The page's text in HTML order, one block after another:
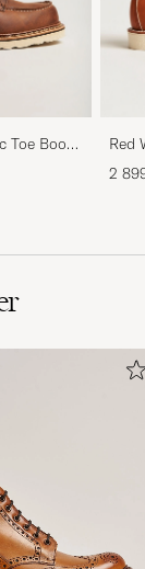
Toe Boot
Leather
Red
Oro
2